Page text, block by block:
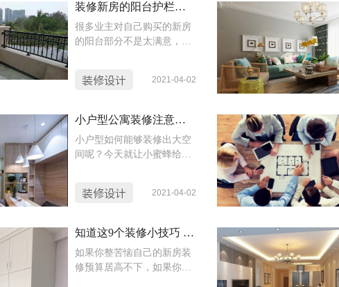
装修新房的阳台护栏要不要拆？什么情况可以拆什么情况不可以？
很多业主对自己购买的新房
的阳台部分不是太满意，尤
呢？今天蜜蜂家的小蜜蜂就
装修设计 2021-04-02
小户型公寓装修注意事项，如何合理运用空间
小户型如何能够装修出大空
间呢？今天就让小蜜蜂给大
装修设计 2021-04-02
知道这9个装修小技巧 你的新房装修能省下不少钱！
如果你整苦恼自己的新房装
修预算居高不下，如果你正